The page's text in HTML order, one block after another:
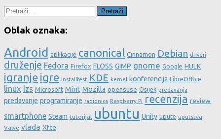
Pretraži:
Oblak oznaka:
Android aplikacije canonical Cinnamon Debian driveri
druženje Fedora Firefox FLOSS GIMP gnome Google HULK
igranje igre Installfest KDE kernel konferencija LibreOffice
linux lzs Microsoft Mint Mozilla opensuse Osijek predavanja
predavanje programiranje radionica Raspberry Pi recenzija review
smartphone Steam tutorijal ubuntu Unity upute uputstva
Valve vlada Xfce